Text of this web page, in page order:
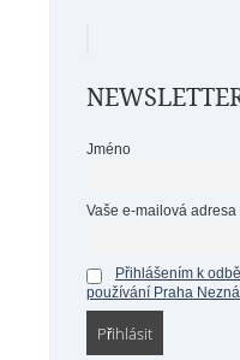
Jméno
Vaše e-mailová adresa
Přihlášením k
používání Praha